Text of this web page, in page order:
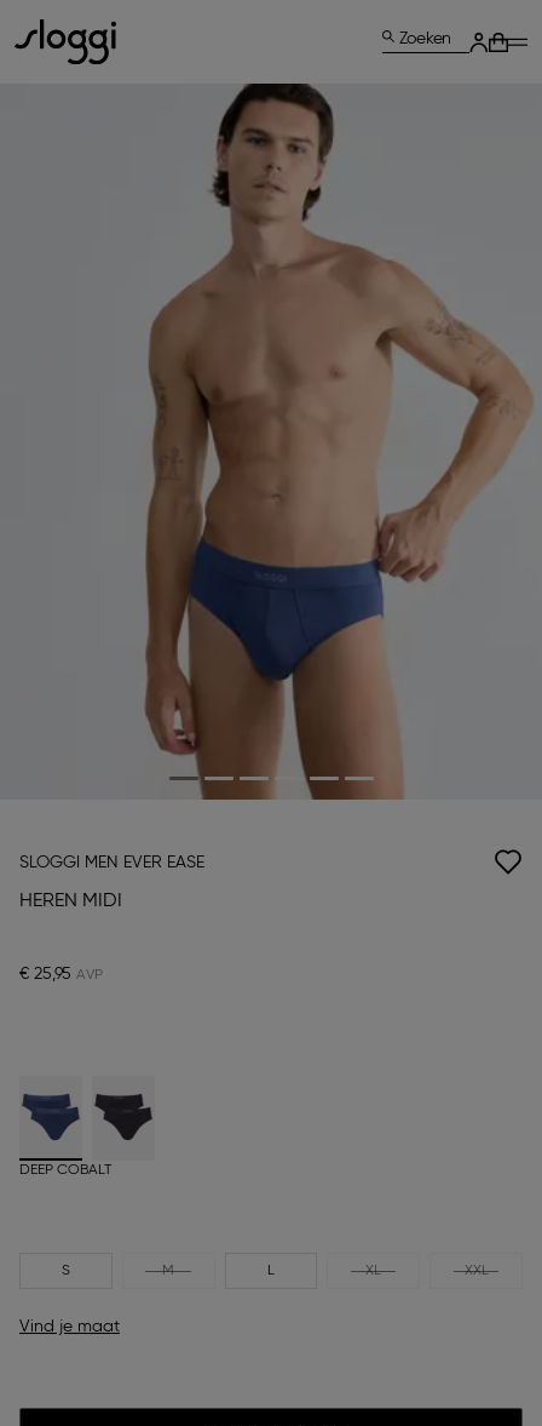
Zoeken
SLOGGI MEN EVER EASE
HEREN MIDI
€ 25,95
DEEP COBALT
S M L XL XXL
Vind je maat